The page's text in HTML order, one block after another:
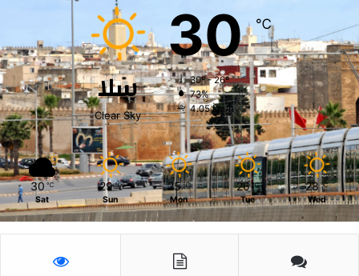
سلا
Clear Sky
30℃
30º - 26º
73%
4.05 km/h
30 ℃
Sat
29 ℃
Sun
25 ℃
Mon
26 ℃
Tue
28 ℃
Wed